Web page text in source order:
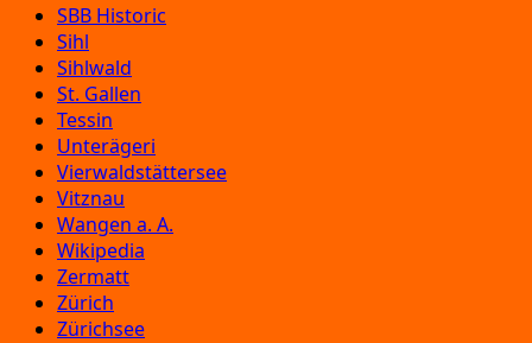
SBB Historic
Sihl
Sihlwald
St. Gallen
Tessin
Unterägeri
Vierwaldstättersee
Vitznau
Wangen a. A.
Wikipedia
Zermatt
Zürich
Zürichsee